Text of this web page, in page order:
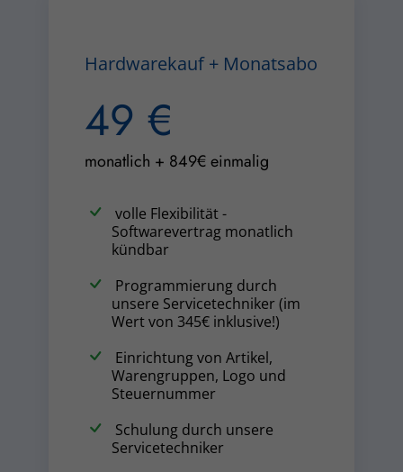
Hardwarekauf + Monatsabo
49 €
monatlich + 849€ einmalig
volle Flexibilität -
Softwarevertrag monatlich
kündbar
Programmierung durch
unsere Servicetechniker (im
Wert von 345€ inklusive!)
Einrichtung von Artikel,
Warengruppen, Logo und
Steuernummer
Schulung durch unsere
Servicetechniker